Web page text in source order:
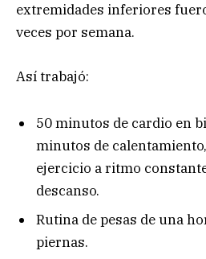
extremidades inferiores
veces por semana.
Así trabajó:
50 minutos de cardio en
minutos de
ejercicio a ritmo
descanso.
Rutina de pesas de una
piernas.